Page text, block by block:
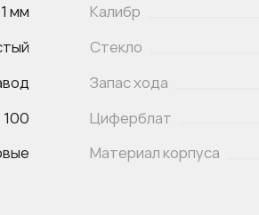
мм
100
Калибр
Стекло
Запас хода
Циферблат
Материал корпуса